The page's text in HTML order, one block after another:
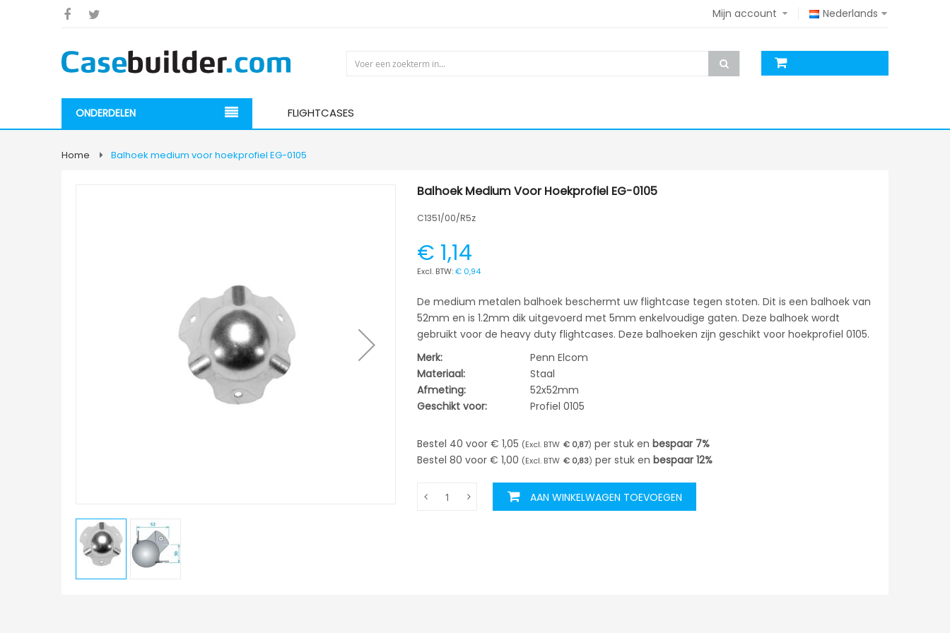
Nederlands
Mijn account
ONDERDELEN FLIGHTCASES
Home Balhoek medium voor hoekprofiel EG-0105
Balhoek Medium Voor Hoekprofiel EG-0105
C1351/00/R5z
€ 1,14
€ 0,94
De medium metalen balhoek beschermt uw flightcase tegen stoten. Dit is een balhoek van
52mm en is 1.2mm dik uitgevoerd met 5mm enkelvoudige gaten. Deze balhoek wordt
gebruikt voor de heavy duty flightcases. Deze balhoeken zijn geschikt voor hoekprofiel 0105.
Merk:
Penn Elcom
Materiaal:
Staal
Afmeting:
52x52mm
Geschikt voor:
Profiel 0105
Bestel 40 voor€ 1,05 € 0,87 per stuk enbespaar 7%
Bestel 80 voor€ 1,00 € 0,83 per stuk enbespaar 12%
AAN WINKELWAGEN TOEVOEGEN